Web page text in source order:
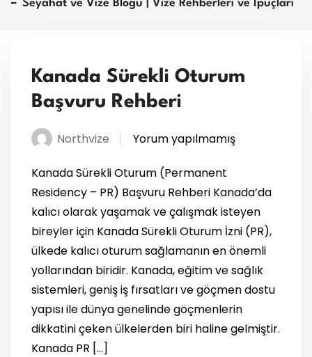
Seyahat ve Vize Blogu | Vize Rehberleri ve İpuçları
Kanada Sürekli Oturum
Başvuru Rehberi
Northvize Yorum yapılmamış
Kanada Sürekli Oturum (Permanent
Residency – PR) Başvuru Rehberi Kanada’da
kalıcı olarak yaşamak ve çalışmak isteyen
bireyler için Kanada Sürekli Oturum İzni (PR),
ülkede kalıcı oturum sağlamanın en önemli
yollarından biridir. Kanada, eğitim ve sağlık
sistemleri, geniş iş fırsatları ve göçmen dostu
yapısı ile dünya genelinde göçmenlerin
dikkatini çeken ülkelerden biri haline gelmiştir.
Kanada PR […]